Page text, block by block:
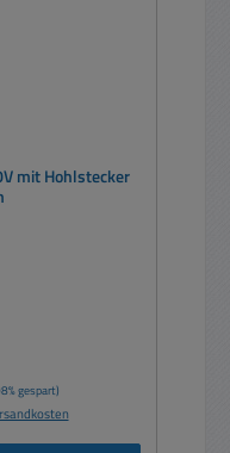
mit Hohlstecker
gespart)